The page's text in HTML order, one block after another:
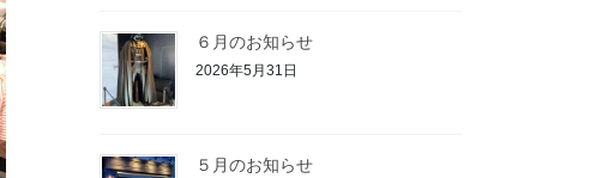
６月のお知らせ
2026年5月31日
５月のお知らせ